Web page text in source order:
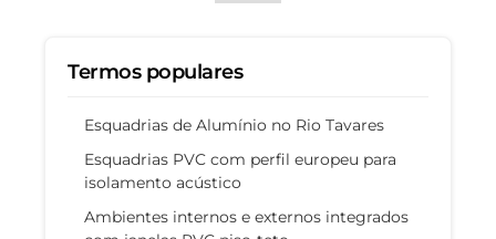
Termos populares
Esquadrias de Alumínio no Rio Tavares
Esquadrias PVC com perfil europeu para
isolamento acústico
Ambientes internos e externos integrados